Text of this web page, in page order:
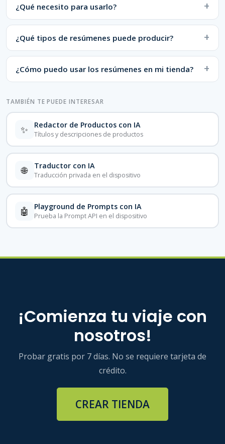
¿Qué necesito para usarlo?
¿Qué tipos de resúmenes puede producir?
¿Cómo puedo usar los resúmenes en mi tienda?
TAMBIÉN TE PUEDE INTERESAR
✨ Redactor de Productos con IA
Títulos y descripciones de productos
🌐 Traductor con IA
Traducción privada en el dispositivo
🤖 Playground de Prompts con IA
Prueba la Prompt API en el dispositivo
¡Comienza tu viaje con
nosotros!
Probar gratis por 7 días. No se requiere tarjeta de
crédito.
CREAR TIENDA